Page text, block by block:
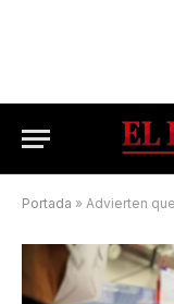
Portada » Advierten que